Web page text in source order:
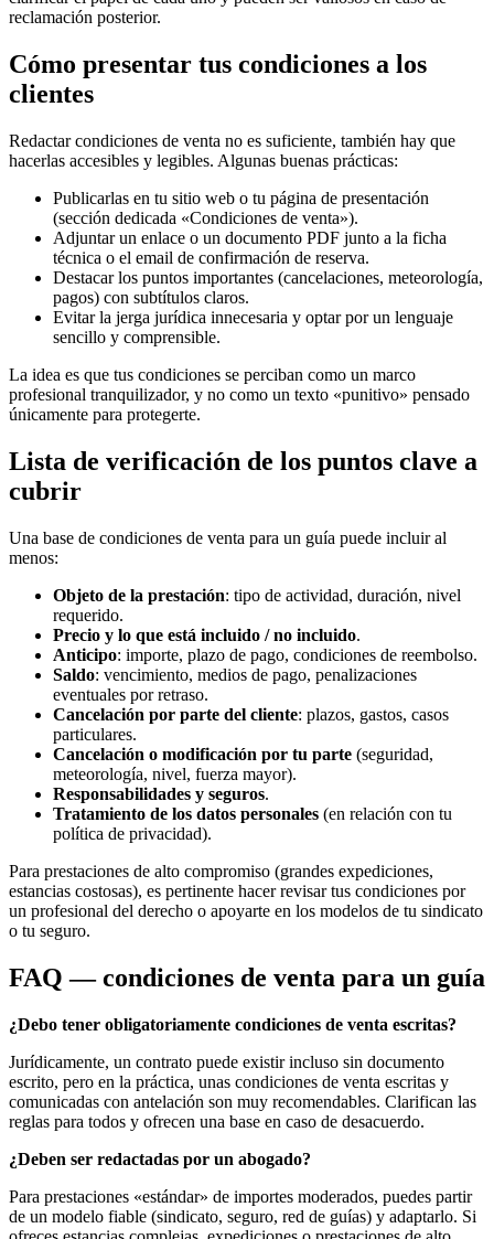
reclamación posterior.
Cómo presentar tus condiciones a los
clientes
Redactar condiciones de venta no es suficiente, también hay que
hacerlas accesibles y legibles. Algunas buenas prácticas:
Publicarlas en tu sitio web o tu página de presentación
(sección dedicada «Condiciones de venta»).
Adjuntar un enlace o un documento PDF junto a la ficha
técnica o el email de confirmación de reserva.
Destacar los puntos importantes (cancelaciones, meteorología,
pagos) con subtítulos claros.
Evitar la jerga jurídica innecesaria y optar por un lenguaje
sencillo y comprensible.
La idea es que tus condiciones se perciban como un marco
profesional tranquilizador, y no como un texto «punitivo» pensado
únicamente para protegerte.
Lista de verificación de los puntos clave a
cubrir
Una base de condiciones de venta para un guía puede incluir al
menos:
Objeto de la prestación: tipo de actividad, duración, nivel
requerido.
Precio y lo que está incluido / no incluido.
Anticipo: importe, plazo de pago, condiciones de reembolso.
Saldo: vencimiento, medios de pago, penalizaciones
eventuales por retraso.
Cancelación por parte del cliente: plazos, gastos, casos
particulares.
Cancelación o modificación por tu parte (seguridad,
meteorología, nivel, fuerza mayor).
Responsabilidades y seguros.
Tratamiento de los datos personales (en relación con tu
política de privacidad).
Para prestaciones de alto compromiso (grandes expediciones,
estancias costosas), es pertinente hacer revisar tus condiciones por
un profesional del derecho o apoyarte en los modelos de tu sindicato
o tu seguro.
FAQ — condiciones de venta para un guía
¿Debo tener obligatoriamente condiciones de venta escritas?
Jurídicamente, un contrato puede existir incluso sin documento
escrito, pero en la práctica, unas condiciones de venta escritas y
comunicadas con antelación son muy recomendables. Clarifican las
reglas para todos y ofrecen una base en caso de desacuerdo.
¿Deben ser redactadas por un abogado?
Para prestaciones «estándar» de importes moderados, puedes partir
de un modelo fiable (sindicato, seguro, red de guías) y adaptarlo. Si